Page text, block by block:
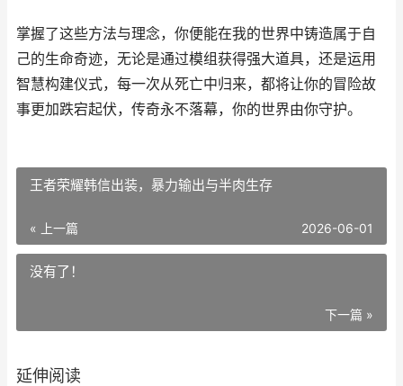
掌握了这些方法与理念，你便能在我的世界中铸造属于自
己的生命奇迹，无论是通过模组获得强大道具，还是运用
智慧构建仪式，每一次从死亡中归来，都将让你的冒险故
事更加跌宕起伏，传奇永不落幕，你的世界由你守护。
王者荣耀韩信出装，暴力输出与半肉生存
« 上一篇 2026-06-01
没有了！
下一篇 »
延伸阅读